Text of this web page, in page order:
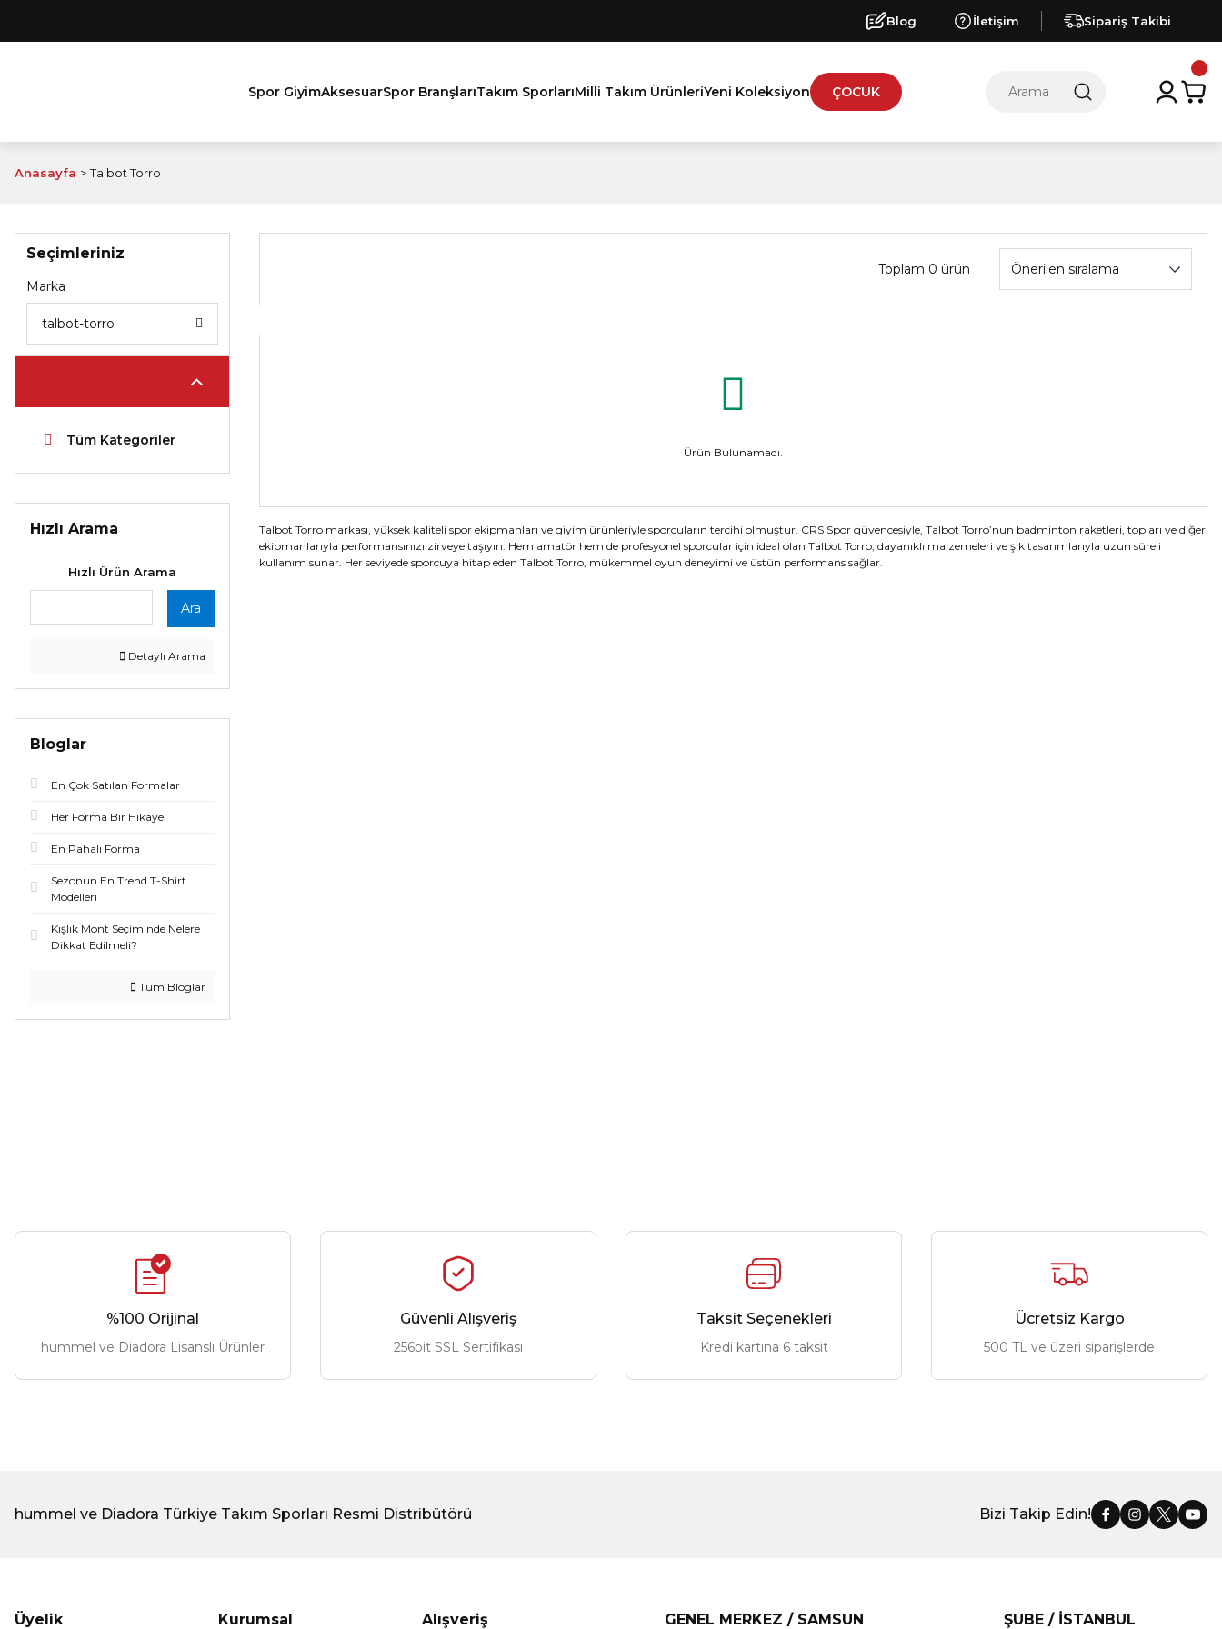
Blog İletişim Sipariş Takibi
Spor GiyimAksesuarSpor BranşlarıTakım SporlarıMilli Takım ÜrünleriYeni Koleksiyon ÇOCUK
Anasayfa Talbot Torro
Seçimleriniz
Marka
talbot-torro
Tüm Kategoriler
Hızlı Arama
Hızlı Ürün Arama
Ara
Detaylı Arama
Bloglar
En Çok Satılan Formalar
Her Forma Bir Hikaye
En Pahalı Forma
Sezonun En Trend T-Shirt
Modelleri
Kışlık Mont Seçiminde Nelere
Dikkat Edilmeli?
Tüm Bloglar
Toplam 0 ürün
Ürün Bulunamadı.
Talbot Torro markası, yüksek kaliteli spor ekipmanları ve giyim ürünleriyle sporcuların tercihi olmuştur. CRS Spor güvencesiyle, Talbot Torro’nun badminton raketleri, topları ve diğer
ekipmanlarıyla performansınızı zirveye taşıyın. Hem amatör hem de profesyonel sporcular için ideal olan Talbot Torro, dayanıklı malzemeleri ve şık tasarımlarıyla uzun süreli
kullanım sunar. Her seviyede sporcuya hitap eden Talbot Torro, mükemmel oyun deneyimi ve üstün performans sağlar.
%100 Orijinal
hummel ve Diadora Lisanslı Ürünler
Güvenli Alışveriş
256bit SSL Sertifikası
Taksit Seçenekleri
Kredi kartına 6 taksit
Ücretsiz Kargo
500 TL ve üzeri siparişlerde
hummel ve Diadora Türkiye Takım Sporları Resmi Distribütörü Bizi Takip Edin!
Üyelik Kurumsal Alışveriş GENEL MERKEZ / SAMSUN ŞUBE / İSTANBUL